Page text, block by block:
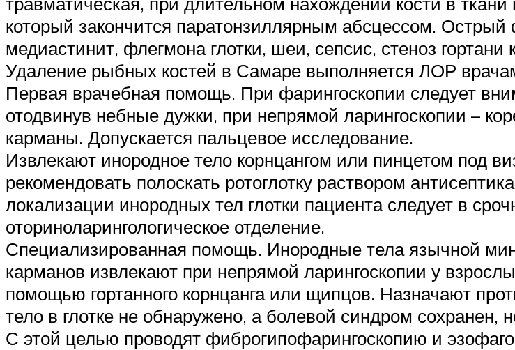
который закончится паратонзиллярным абсцессом.
медиастинит, флегмона глотки, шеи, сепсис, стеноз гортани
Удаление рыбных костей в Самаре выполняется ЛОР
Первая врачебная помощь. При фарингоскопии следует
отодвинув небные дужки, при непрямой ларингоскопии –
карманы. Допускается пальцевое исследование.
Извлекают инородное тело корнцангом или пинцетом под
рекомендовать полоскать ротоглотку раствором
локализации инородных тел глотки пациента следует в
оториноларингологическое отделение.
Специализированная помощь. Инородные тела язычной
карманов извлекают при непрямой ларингоскопии у
помощью гортанного корнцанга или щипцов. Назначают
тело в глотке не обнаружено, а болевой синдром
С этой целью проводят фиброгипофарингоскопию и